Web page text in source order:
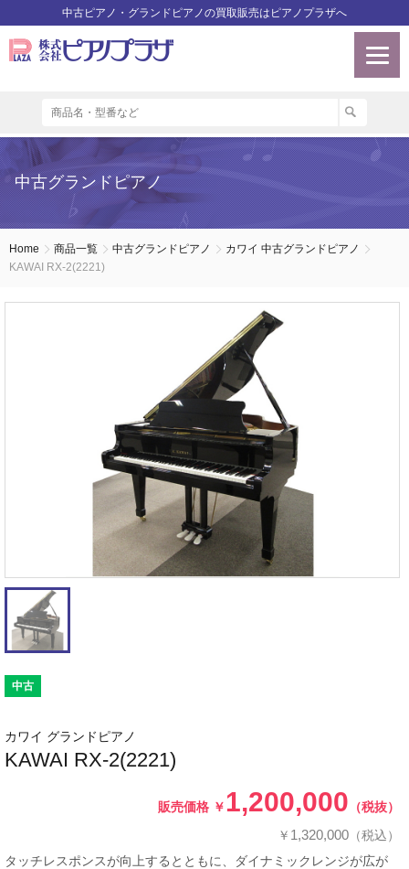
中古ピアノ・グランドピアノの買取販売はピアノプラザへ
中古グランドピアノ
Home 商品一覧 中古グランドピアノ
カワイ 中古グランドピアノ
KAWAI RX-2(2221)
中古
カワイ グランドピアノ
KAWAI RX-2(2221)
販売価格 ￥ 1,200,000 （税抜）
￥ 1,320,000 （税込）
タッチレスポンスが向上するとともに、ダイナミックレンジが広が